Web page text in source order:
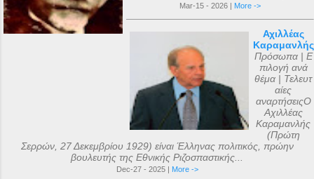
Mar-15 - 2026 | More ->
Αχιλλέας
Καραμανλής
Πρόσωπα | Ε
πιλογή ανά
θέμα | Τελευτ
αίες
αναρτήσειςΟ
Αχιλλέας
Καραμανλής
(Πρώτη
Σερρών, 27 Δεκεμβρίου 1929) είναι Έλληνας πολιτικός, πρώην
βουλευτής της Εθνικής Ριζοσπαστικής...
Dec-27 - 2025 | More ->